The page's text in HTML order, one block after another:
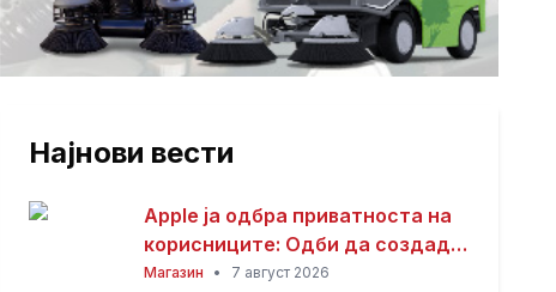
Најнови вести
Apple ја одбра приватноста на
корисниците: Одби да создаде
пристап за полицијата до iCloud
Магазин • 7 август 2026